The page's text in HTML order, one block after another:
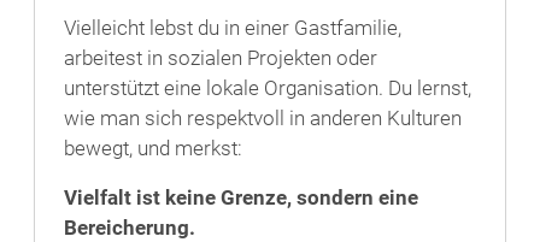
Vielleicht lebst du in einer Gastfamilie,
arbeitest in sozialen Projekten oder
unterstützt eine lokale Organisation. Du lernst,
wie man sich respektvoll in anderen Kulturen
bewegt, und merkst:
Vielfalt ist keine Grenze, sondern eine
Bereicherung.